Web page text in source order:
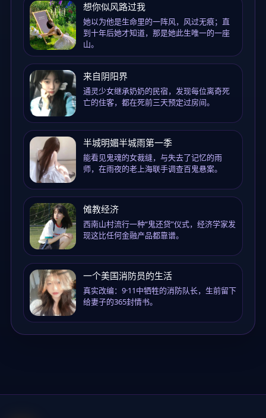
想你似风路过我
她以为他是生命里的一阵风，风过无痕；直
到十年后她才知道，那是她此生唯一的一座
山。
来自阴阳界
通灵少女继承奶奶的民宿，发现每位离奇死
亡的住客，都在死前三天预定过房间。
半城明媚半城雨第一季
能看见鬼魂的女裁缝，与失去了记忆的雨
师，在雨夜的老上海联手调查百鬼悬案。
傩教经济
西南山村流行一种“鬼还贷”仪式，经济学家发
现这比任何金融产品都靠谱。
一个美国消防员的生活
真实改编：9·11中牺牲的消防队长，生前留下
给妻子的365封情书。